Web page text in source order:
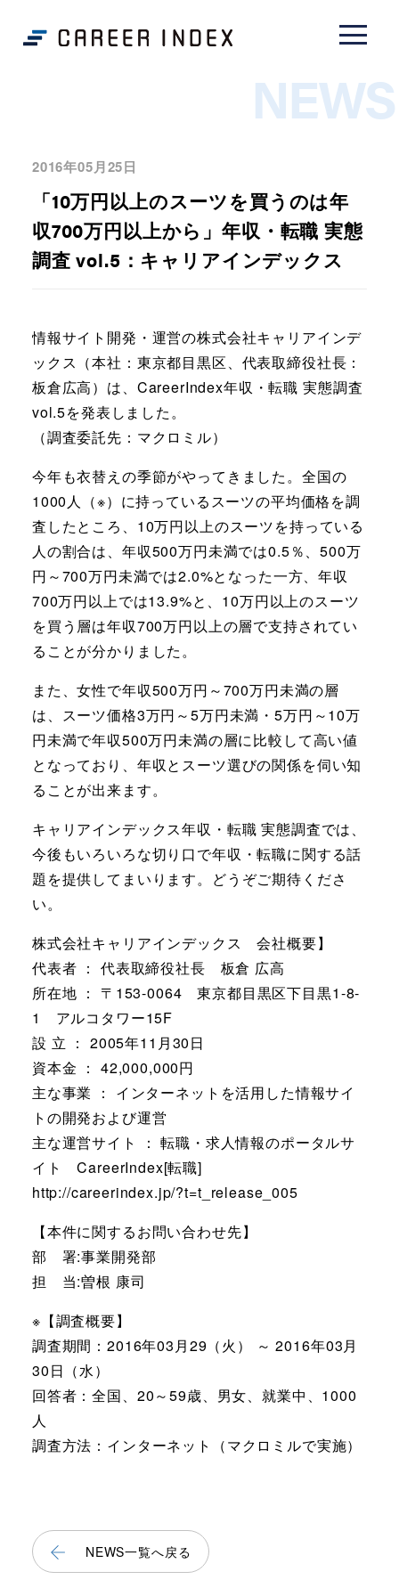
NEWS
2016年05月25日
「10万円以上のスーツを買うのは年
収700万円以上から」年収・転職 実態
調査 vol.5：キャリアインデックス
情報サイト開発・運営の株式会社キャリアインデ
ックス（本社：東京都目黒区、代表取締役社長：
板倉広高）は、CareerIndex年収・転職 実態調査
vol.5を発表しました。
（調査委託先：マクロミル）
今年も衣替えの季節がやってきました。全国の
1000人（※）に持っているスーツの平均価格を調
査したところ、10万円以上のスーツを持っている
人の割合は、年収500万円未満では0.5％、500万
円～700万円未満では2.0%となった一方、年収
700万円以上では13.9%と、10万円以上のスーツ
を買う層は年収700万円以上の層で支持されてい
ることが分かりました。
また、女性で年収500万円～700万円未満の層
は、スーツ価格3万円～5万円未満・5万円～10万
円未満で年収500万円未満の層に比較して高い値
となっており、年収とスーツ選びの関係を伺い知
ることが出来ます。
キャリアインデックス年収・転職 実態調査では、
今後もいろいろな切り口で年収・転職に関する話
題を提供してまいります。どうぞご期待くださ
い。
株式会社キャリアインデックス 会社概要】
代表者 ： 代表取締役社長 板倉 広高
所在地 ： 〒153-0064 東京都目黒区下目黒1-8-
1 アルコタワー15F
設 立 ： 2005年11月30日
資本金 ： 42,000,000円
主な事業 ： インターネットを活用した情報サイ
トの開発および運営
主な運営サイト ： 転職・求人情報のポータルサ
イト CareerIndex[転職]
http://careerindex.jp/?t=t_release_005
【本件に関するお問い合わせ先】
部 署:事業開発部
担 当:曽根 康司
※【調査概要】
調査期間：2016年03月29（火） ～ 2016年03月
30日（水）
回答者：全国、20～59歳、男女、就業中、1000
人
調査方法：インターネット（マクロミルで実施）
NEWS一覧へ戻る